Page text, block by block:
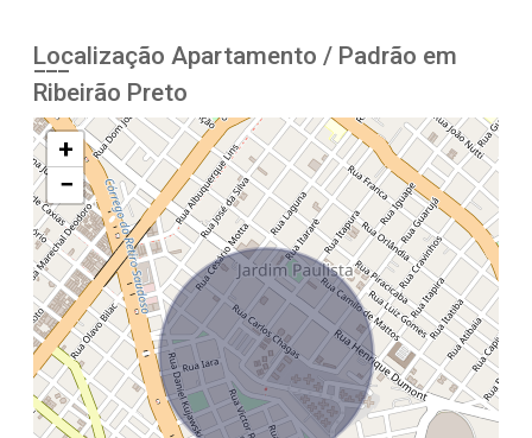
Localização Apartamento / Padrão em
Ribeirão Preto
+
−